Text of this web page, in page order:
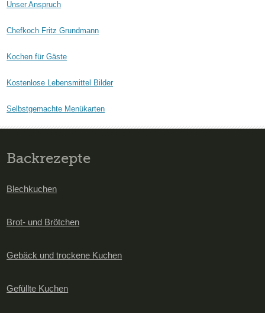
Unser Anspruch
Chefkoch Fritz Grundmann
Kochen für Gäste
Kostenlose Lebensmittel Bilder
Selbstgemachte Menükarten
Backrezepte
Blechkuchen
Brot- und Brötchen
Gebäck und trockene Kuchen
Gefüllte Kuchen